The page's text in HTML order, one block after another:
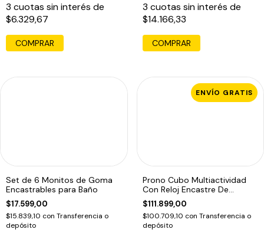
3 cuotas sin interés de
$6.329,67
3 cuotas sin interés de
$14.166,33
Set de 6 Monitos de Goma
Encastrables para Baño
$17.599,00
$15.839,10 con Transferencia o
depósito
ENVÍO GRATIS
Prono Cubo Multiactividad
Con Reloj Encastre De
Formas
$111.899,00
$100.709,10 con Transferencia o
depósito